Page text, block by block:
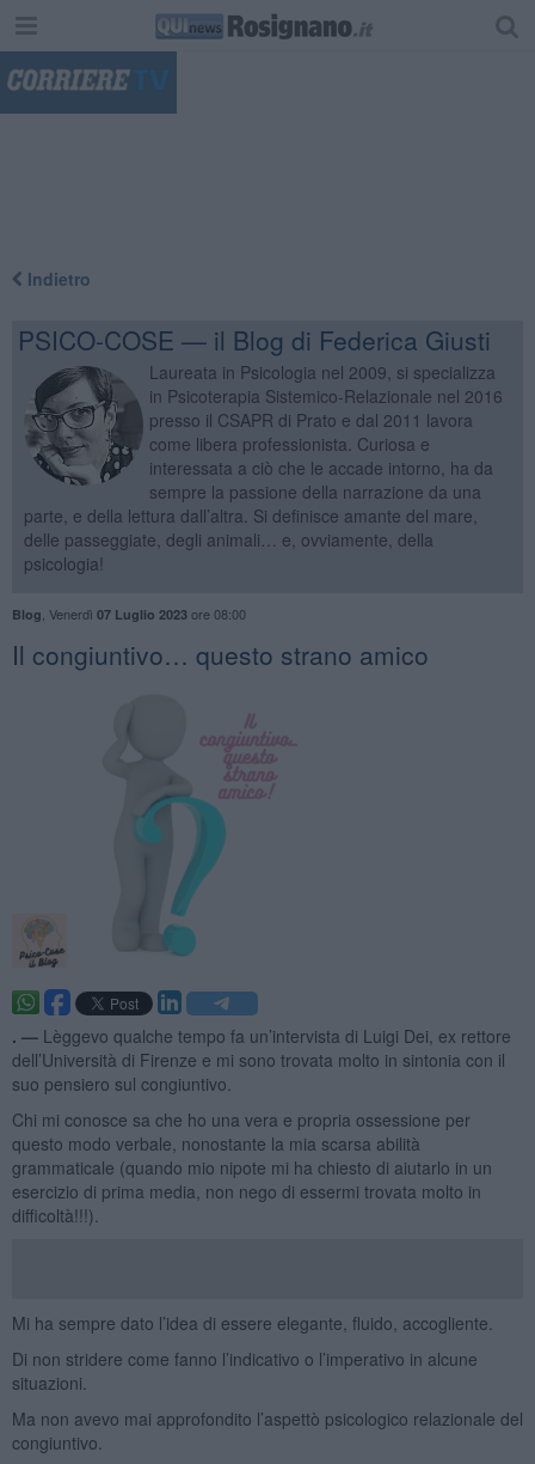
Indietro
PSICO-COSE — il Blog di Federica Giusti
Laureata in Psicologia nel 2009, si specializza
in Psicoterapia Sistemico-Relazionale nel 2016
presso il CSAPR di Prato e dal 2011 lavora
come libera professionista. Curiosa e
interessata a ciò che le accade intorno, ha da
sempre la passione della narrazione da una
parte, e della lettura dall’altra. Si definisce amante del mare,
delle passeggiate, degli animali… e, ovviamente, della
psicologia!
Blog Venerdì 07 Luglio 2023ore 08:00
​Il congiuntivo… questo strano amico
. — Lèggevo qualche tempo fa un’intervista di Luigi Dei, ex rettore
dell’Università di Firenze e mi sono trovata molto in sintonia con il
suo pensiero sul congiuntivo.
Chi mi conosce sa che ho una vera e propria ossessione per
questo modo verbale, nonostante la mia scarsa abilità
grammaticale (quando mio nipote mi ha chiesto di aiutarlo in un
esercizio di prima media, non nego di essermi trovata molto in
difficoltà!!!).
Mi ha sempre dato l’idea di essere elegante, fluido, accogliente.
Di non stridere come fanno l’indicativo o l’imperativo in alcune
situazioni.
Ma non avevo mai approfondito l’aspettò psicologico relazionale del
congiuntivo.